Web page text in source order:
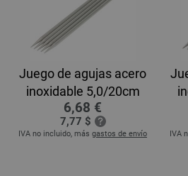
Juego de agujas acero
inoxidable 5,0/20cm
6,68 €
7,77 $
IVA no incluido, más gastos de envío IVA